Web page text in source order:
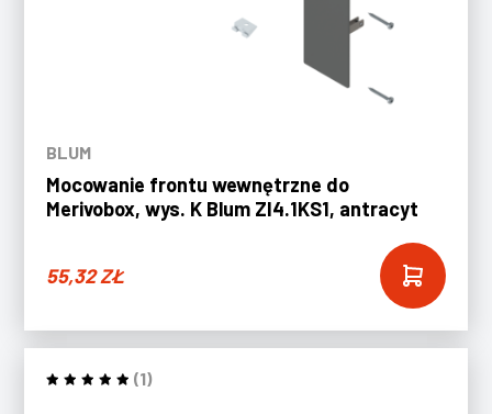
BLUM
Mocowanie frontu wewnętrzne do
Merivobox, wys. K Blum ZI4.1KS1, antracyt
55,32ZŁ
(1)